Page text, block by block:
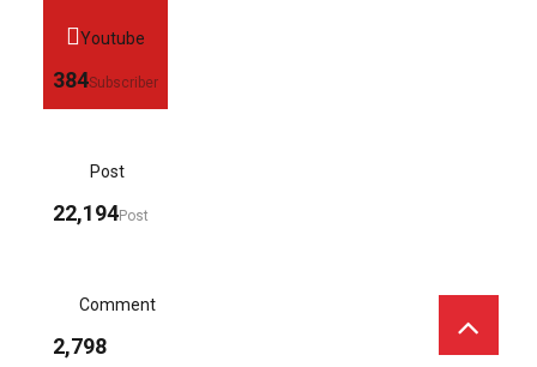
Youtube
384Subscriber
Post
22,194Post
Comment
2,798